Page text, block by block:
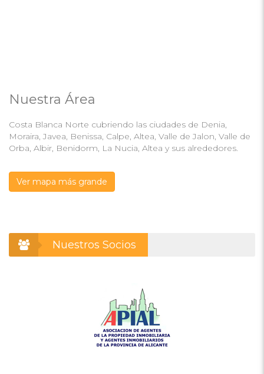
Nuestra Área
Costa Blanca Norte cubriendo las ciudades de Denia,
Moraira, Javea, Benissa, Calpe, Altea, Valle de Jalon, Valle de
Orba, Albir, Benidorm, La Nucia, Altea y sus alrededores.
Ver mapa más grande
Nuestros Socios